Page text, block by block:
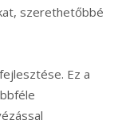
szerethetőbbé
Ez a